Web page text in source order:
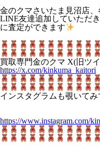
金のクマさいたま見沼店、
LINE友達追加していただ
に査定ができます
買取専門金のクマ X(旧ツ
https://x.com/kinkuma_kaitori
インスタグラムも覗いてみ
https://www.instagram.com/